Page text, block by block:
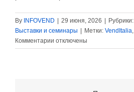
By INFOVEND 29 июня, 2026 Рубрики:
Выставки и семинары
Метки: VendItalia,
Комментарии к
записи
отключены